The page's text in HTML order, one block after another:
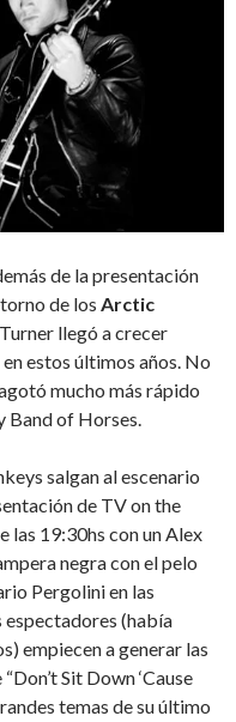
de la presentación
de los Arctic
llegó a crecer
estos últimos años. No
mucho más rápido
Band of Horses.
salgan al escenario
de TV on the
las 19:30hs con un Alex
negra con el pelo
Pergolini en las
espectadores (había
empiecen a generar las
Sit Down ‘Cause
temas de su último